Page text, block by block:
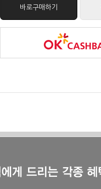
바로구매하기